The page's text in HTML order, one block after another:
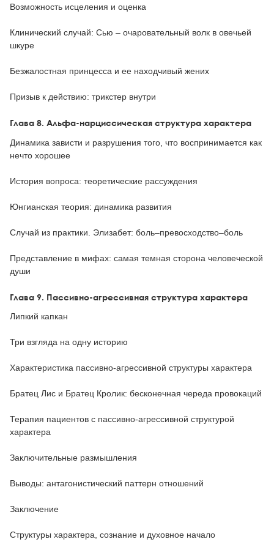
Возможность исцеления и оценка
Клинический случай: Сью – очаровательный волк в овечьей
шкуре
Безжалостная принцесса и ее находчивый жених
Призыв к действию: трикстер внутри
Глава 8. Альфа-нарциссическая структура характера
Динамика зависти и разрушения того, что воспринимается как
нечто хорошее
История вопроса: теоретические рассуждения
Юнгианская теория: динамика развития
Случай из практики. Элизабет: боль–превосходство–боль
Представление в мифах: самая темная сторона человеческой
души
Глава 9. Пассивно-агрессивная структура характера
Липкий капкан
Три взгляда на одну историю
Характеристика пассивно-агрессивной структуры характера
Братец Лис и Братец Кролик: бесконечная череда провокаций
Терапия пациентов с пассивно-агрессивной структурой
характера
Заключительные размышления
Выводы: антагонистический паттерн отношений
Заключение
Структуры характера, сознание и духовное начало